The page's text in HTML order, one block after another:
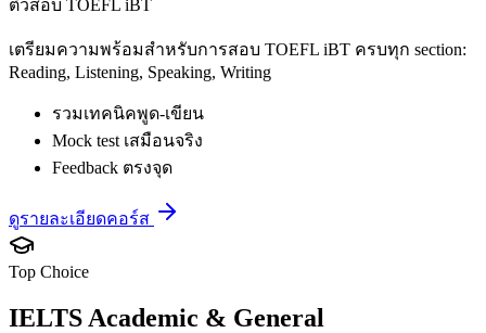
ติวสอบ TOEFL iBT
เตรียมความพร้อมสำหรับการสอบ TOEFL iBT ครบทุก section:
Reading, Listening, Speaking, Writing
รวมเทคนิคพูด-เขียน
Mock test เสมือนจริง
Feedback ตรงจุด
ดูรายละเอียดคอร์ส
Top Choice
IELTS Academic & General